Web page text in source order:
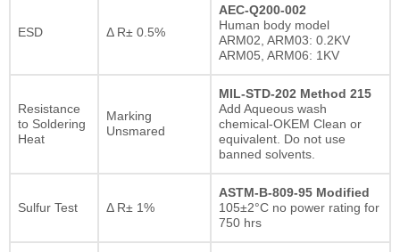
ESD Δ R± 0.5%
AEC-Q200-002
Human body model
ARM02, ARM03: 0.2KV
ARM05, ARM06: 1KV
Resistance
to Soldering
Heat
Marking
Unsmared
MIL-STD-202 Method 215
Add Aqueous wash
chemical-OKEM Clean or
equivalent. Do not use
banned solvents.
Sulfur Test Δ R± 1%
ASTM-B-809-95 Modified
105±2°C no power rating for
750 hrs